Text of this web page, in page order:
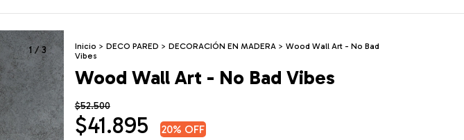
1/3 Inicio > DECO PARED > DECORACIÓN EN MADERA > Wood Wall Art - No Bad
Vibes
Wood Wall Art - No Bad Vibes
$52.500
$41.895 20% OFF